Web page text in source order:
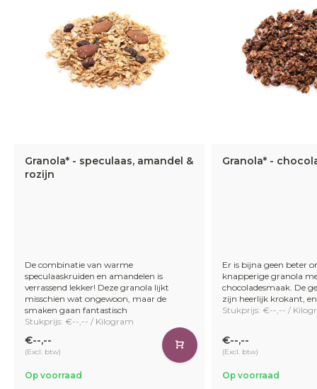
Granola* - speculaas, amandel &
rozijn
De combinatie van warme
speculaaskruiden en amandelen is
verrassend lekker! Deze granola lijkt
misschien wat ongewoon, maar de
smaken gaan fantastisch
Stukprijs: €--,-- / Kilogram
€--,--
(Excl. btw)
Op voorraad
Granola* -
Er is bijna geen beter
knapperige granola
chocoladesmaak. De
zijn heerlijk krokant,
Stukprijs: €--,-- /
€--,--
(Excl. btw)
Op voorraad